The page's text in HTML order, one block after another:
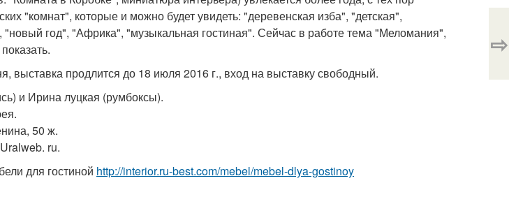
"комнат", которые и можно будет увидеть: "деревенская изба", "детская",
"новый год", "Африка", "музыкальная гостиная". Сейчас в работе тема "Меломания",
выставка продлится до 18 июля 2016 г., вход на выставку свободный.
и Ирина луцкая (румбоксы).
50 ж.
ru.
для гостиной http://interior.ru-best.com/mebel/mebel-dlya-gostinoy
⇨